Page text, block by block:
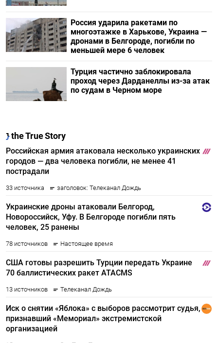
Россия ударила ракетами по
многоэтажке в Харькове, Украина —
дронами в Белгороде, погибли по
меньшей мере 6 человек
Турция частично заблокировала
проход через Дарданеллы из-за атак
по судам в Черном море